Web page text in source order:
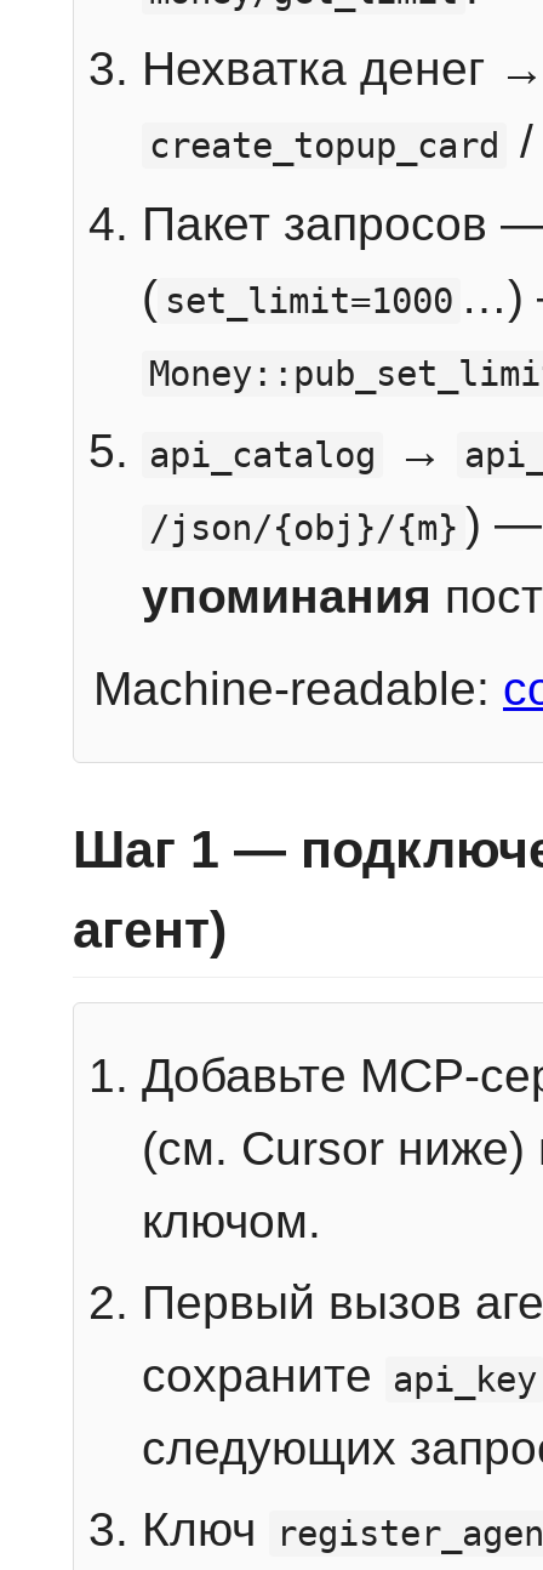
Нехватка денег
create_topup_card
Пакет запросов
( set_limit=1000 …)
api_catalog
→
/json/{obj}/{m} ) —
упоминания
Machine-readable:
Шаг 1 —
агент)
Добавьте MCP-
(см. Cursor ниже)
ключом.
Первый вызов
сохраните
api_key
следующих
Ключ